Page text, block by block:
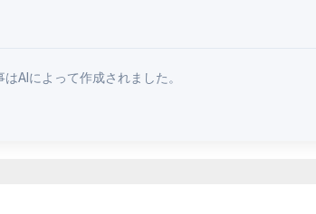
はAIによって作成されました。